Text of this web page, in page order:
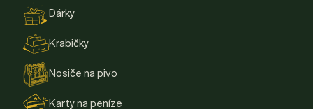
Dárky
Krabičky
Nosiče na pivo
Karty na peníze